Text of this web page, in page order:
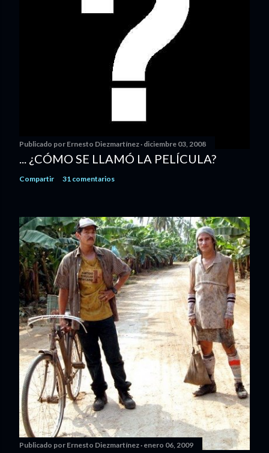
Publicado por Ernesto Diezmartínez diciembre 03, 2008
... ¿CÓMO SE LLAMÓ LA PELÍCULA?
Compartir 31 comentarios
Publicado por Ernesto Diezmartínez enero 06, 2009